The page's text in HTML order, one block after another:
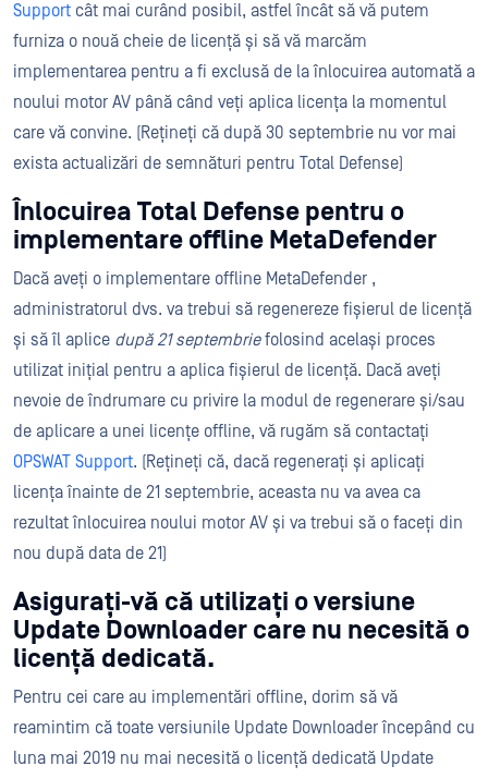
Support cât mai curând posibil, astfel încât să vă putem
furniza o nouă cheie de licență și să vă marcăm
implementarea pentru a fi exclusă de la înlocuirea automată a
noului motor AV până când veți aplica licența la momentul
care vă convine. (Rețineți că după 30 septembrie nu vor mai
exista actualizări de semnături pentru Total Defense)
Înlocuirea Total Defense pentru o
implementare offline MetaDefender
Dacă aveți o implementare offline MetaDefender ,
administratorul dvs. va trebui să regenereze fișierul de licență
și să îl aplice după 21 septembriefolosind același proces
utilizat inițial pentru a aplica fișierul de licență. Dacă aveți
nevoie de îndrumare cu privire la modul de regenerare și/sau
de aplicare a unei licențe offline, vă rugăm să contactați
OPSWAT Support. (Rețineți că, dacă regenerați și aplicați
licența înainte de 21 septembrie, aceasta nu va avea ca
rezultat înlocuirea noului motor AV și va trebui să o faceți din
nou după data de 21)
Asigurați-vă că utilizați o versiune
Update Downloader care nu necesită o
licență dedicată.
Pentru cei care au implementări offline, dorim să vă
reamintim că toate versiunile Update Downloader începând cu
luna mai 2019 nu mai necesită o licență dedicată Update